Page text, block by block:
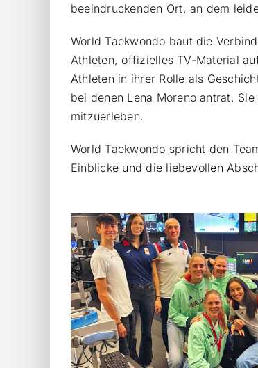
beeindruckenden Ort, an dem
World Taekwondo baut die
Athleten, offizielles TV-Material
Athleten in ihrer Rolle als
bei denen Lena Moreno antrat.
mitzuerleben.
World Taekwondo spricht den
Einblicke und die liebevollen